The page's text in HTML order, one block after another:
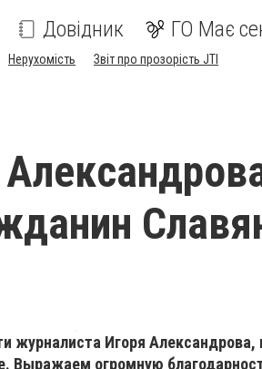
Довідник ГО Має
Нерухомість Звіт про прозорість JTI
журналиста Игоря
Выражаем огромную